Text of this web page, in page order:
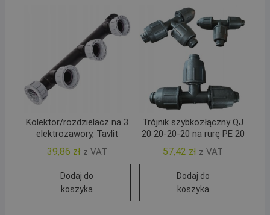
Kolektor/rozdzielacz na 3
elektrozawory, Tavlit
39,86 zł z VAT
Dodaj do
koszyka
Trójnik szybkozłączny QJ
20 20-20-20 na rurę PE 20
57,42 zł z VAT
Dodaj do
koszyka